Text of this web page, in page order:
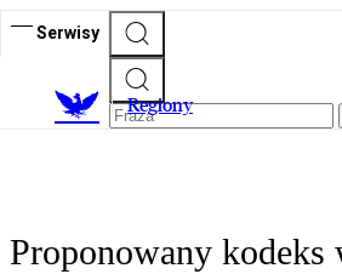
Serwisy
Regiony
Proponowany kodeks